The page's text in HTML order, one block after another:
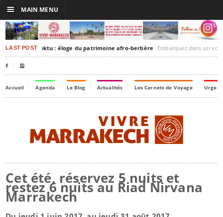
LAST POSTTimbuktu : éloge du patrimoine afro-berbère Embarquez dans un voyage culturel dans le
 
Accueil Agenda Le Blog Actualités Les Carnets de Voyage
Cet été, réservez 5 nuits et
restez 6 nuits au Riad Nirvana
Marrakech
☰ MAIN MENU